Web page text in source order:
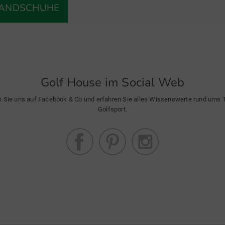
Golf House im Social Web
Sie uns auf Facebook & Co und erfahren Sie alles Wissenswerte rund ums
Golfsport.